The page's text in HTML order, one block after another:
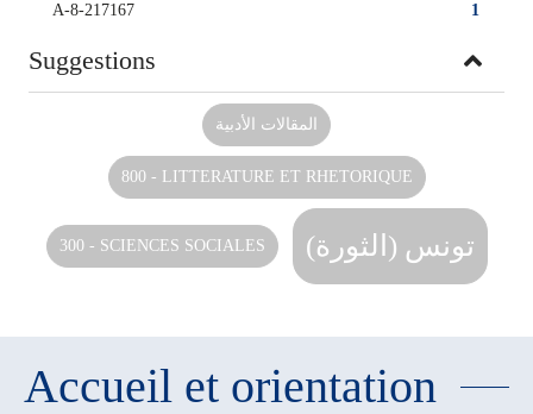
1
A-8-217167
Suggestions
المقالات الأدبية
800 - LITTERATURE ET RHETORIQUE
300 - SCIENCES SOCIALES تونس (الثورة)
Accueil et orientation